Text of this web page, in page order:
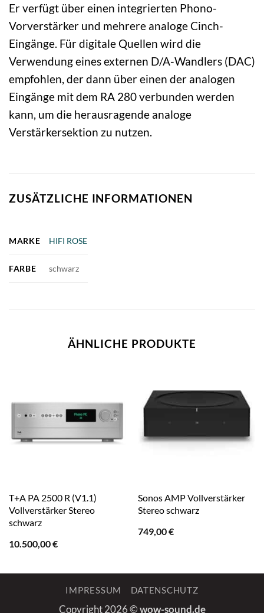
Er verfügt über einen integrierten Phono-
Vorverstärker und mehrere analoge Cinch-
Eingänge. Für digitale Quellen wird die
Verwendung eines externen D/A-Wandlers (DAC)
empfohlen, der dann über einen der analogen
Eingänge mit dem RA 280 verbunden werden
kann, um die herausragende analoge
Verstärkersektion zu nutzen.
ZUSÄTZLICHE INFORMATIONEN
MARKE HIFI ROSE
FARBE schwarz
ÄHNLICHE PRODUKTE
T+A PA 2500 R (V1.1)
Vollverstärker Stereo
schwarz
10.500,00€
Sonos AMP Vollverstärker
Stereo schwarz
749,00€
IMPRESSUM DATENSCHUTZ
Copyright 2026 ©wow-sound.de